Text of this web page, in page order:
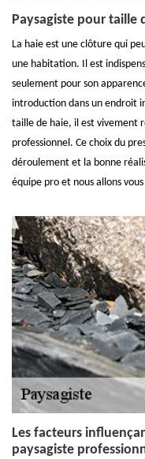
Paysagiste pour taille
La haie est une clôture qui
une habitation. Il est
seulement pour son
introduction dans un endroit
taille de haie, il est vivement
professionnel. Ce choix du
déroulement et la bonne
équipe pro et nous allons
Les facteurs
paysagiste